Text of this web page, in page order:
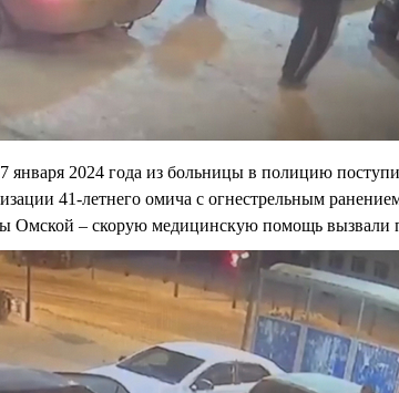
января 2024 года из больницы в полицию
41-летнего омича с огнестрельным
Омской – скорую медицинскую помощь вызвали